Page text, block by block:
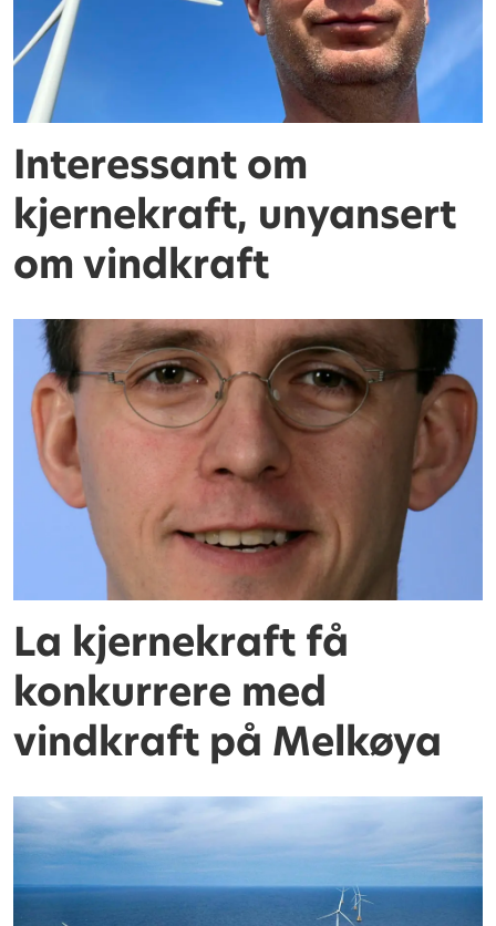
Interessant om
kjernekraft, unyansert
om vindkraft
La kjernekraft få
konkurrere med
vindkraft på Melkøya